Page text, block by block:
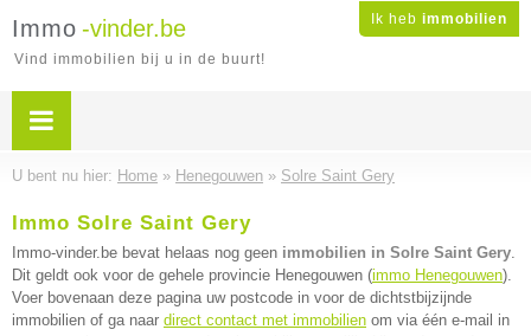
Ik heb immobilien
Immo -vinder.be
Vind immobilien bij u in de buurt!
U bent nu hier: Home » Henegouwen » Solre Saint Gery
Immo Solre Saint Gery
Immo-vinder.be bevat helaas nog geen immobilien in Solre Saint Gery.
Dit geldt ook voor de gehele provincie Henegouwen (immo Henegouwen).
Voer bovenaan deze pagina uw postcode in voor de dichtstbijzijnde
immobilien of ga naar direct contact met immobilien om via één e-mail in